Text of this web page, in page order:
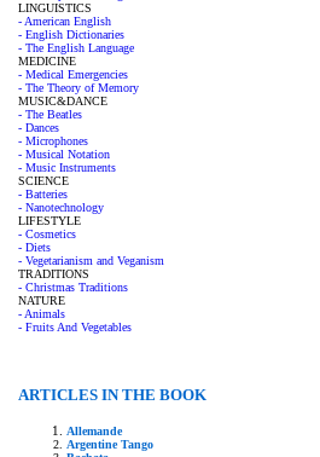
LINGUISTICS
- American English
- English Dictionaries
- The English Language
MEDICINE
- Medical Emergencies
- The Theory of Memory
MUSIC&DANCE
- The Beatles
- Dances
- Microphones
- Musical Notation
- Music Instruments
SCIENCE
- Batteries
- Nanotechnology
LIFESTYLE
- Cosmetics
- Diets
- Vegetarianism and Veganism
TRADITIONS
- Christmas Traditions
NATURE
- Animals
- Fruits And Vegetables
ARTICLES IN THE BOOK
Allemande
Argentine Tango